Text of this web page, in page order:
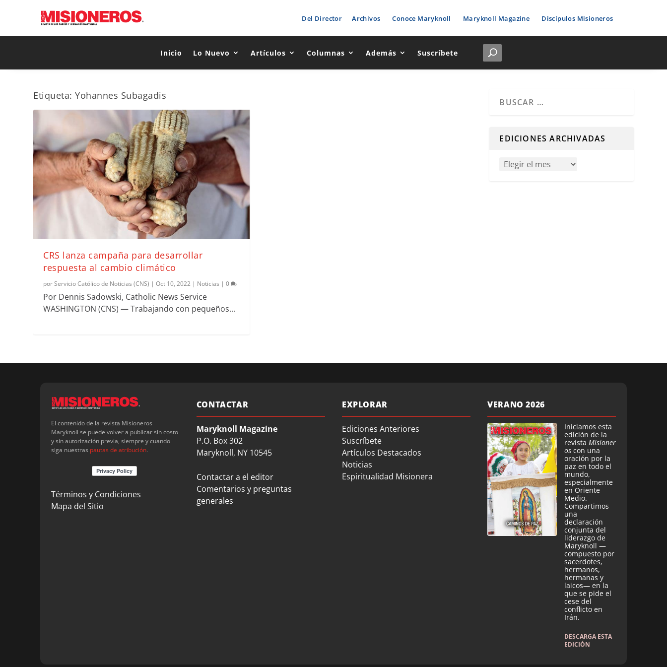
Del Director Archivos Conoce Maryknoll Maryknoll Magazine Discípulos Misioneros
Inicio Lo Nuevo Artículos Columnas Además Suscríbete
Etiqueta:Yohannes Subagadis
CRS lanza campaña para desarrollar
respuesta al cambio climático
porServicio Católico de Noticias (CNS) |Oct 10, 2022 | Noticias |0
Por Dennis Sadowski, Catholic News Service
WASHINGTON (CNS) — Trabajando con pequeños...
EDICIONES ARCHIVADAS
El contenido de la revista Misioneros
Maryknoll se puede volver a publicar sin costo
y sin autorización previa, siempre y cuando
siga nuestras pautas de atribución.
Términos y Condiciones
Mapa del Sitio
CONTACTAR
Maryknoll Magazine
P.O. Box 302
Maryknoll, NY 10545
Contactar a el editor
Comentarios y preguntas
generales
EXPLORAR
Ediciones Anteriores
Suscríbete
Artículos Destacados
Noticias
Espiritualidad Misionera
VERANO 2026
Iniciamos esta
edición de la
revista Misioner
os con una
oración por la
paz en todo el
mundo,
especialmente
en Oriente
Medio.
Compartimos
una
declaración
conjunta del
liderazgo de
Maryknoll —
compuesto por
sacerdotes,
hermanos,
hermanas y
laicos— en la
que se pide el
cese del
conflicto en
Irán.
DESCARGA ESTA
EDICIÓN